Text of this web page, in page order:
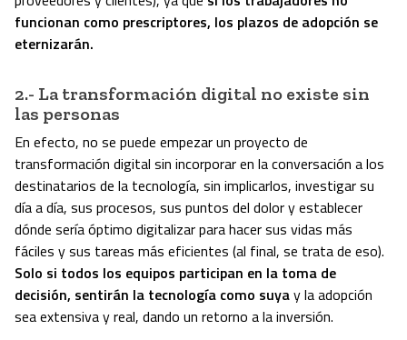
funcionan como prescriptores, los plazos de adopción se
eternizarán.
2.- La transformación digital no existe sin
las personas
En efecto, no se puede empezar un proyecto de
transformación digital sin incorporar en la conversación a los
destinatarios de la tecnología, sin implicarlos, investigar su
día a día, sus procesos, sus puntos del dolor y establecer
dónde sería óptimo digitalizar para hacer sus vidas más
fáciles y sus tareas más eficientes (al final, se trata de eso).
Solo si todos los equipos participan en la toma de
decisión, sentirán la tecnología como suyay la adopción
sea extensiva y real, dando un retorno a la inversión.